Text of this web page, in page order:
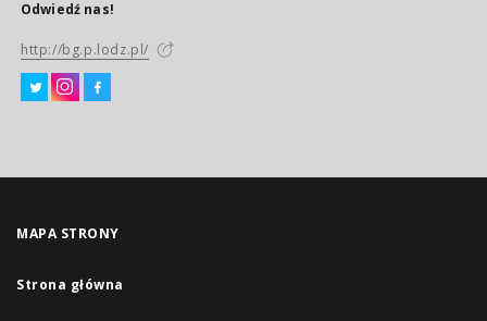
Odwiedź nas!
http://bg.p.lodz.pl/
MAPA STRONY
Strona główna